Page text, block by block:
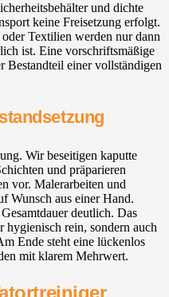
und dichte
keine Freisetzung erfolgt.
Textilien werden nur dann
ist. Eine vorschriftsmäßige
Bestandteil einer vollständigen
Wir beseitigen kaputte
und präparieren
vor. Malerarbeiten und
Wunsch aus einer Hand.
deutlich. Das
hygienisch rein, sondern auch
Ende steht eine lückenlos
mit klarem Mehrwert.